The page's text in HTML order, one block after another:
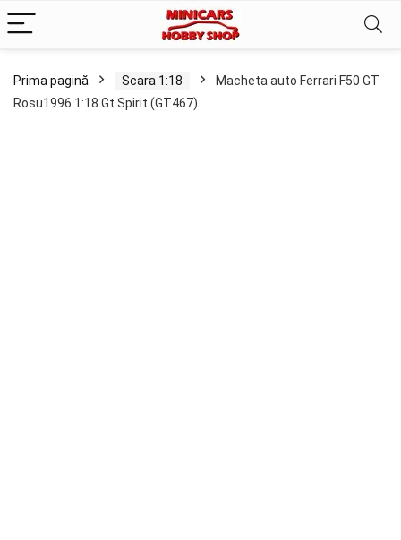
Prima pagină Scara 1:18
Macheta auto Ferrari F50 GT
Rosu1996 1:18 Gt Spirit (GT467)